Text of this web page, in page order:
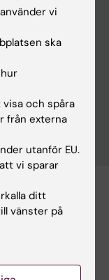
vi
ska
och spåra
från externa
utanför EU.
vi sparar
ditt
vänster på